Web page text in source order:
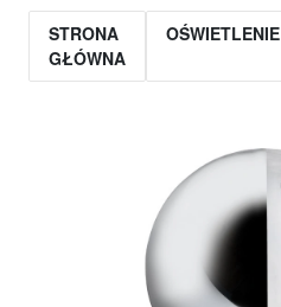
STRONA
GŁÓWNA
OŚWIETLENIE